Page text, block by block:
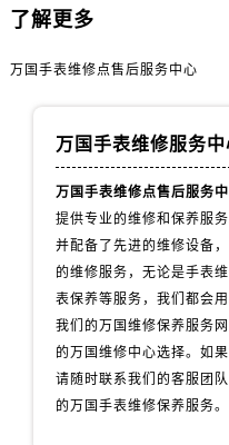
了解更多
万国手表维修点售后服务中心
万国手表维修服务中
万国手表维修点售后服务
提供专业的维修和保养服
并配备了先进的维修设备
的维修服务，无论是手表
表保养等服务，我们都会
我们的万国维修保养服务
的万国维修中心选择。如
请随时联系我们的客服团
的万国手表维修保养服务。